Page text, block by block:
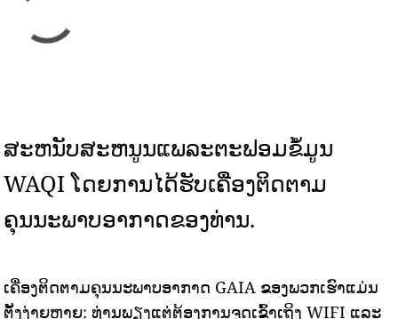
ສະຫນັບສະຫນູນແພລະຕະຟອມຂໍ້ມູນ
WAQI ໂດຍການໄດ້ຮັບເຄື່ອງຕິດຕາມ
ຄຸນນະພາບອາກາດຂອງທ່ານ.
ເຄື່ອງຕິດຕາມຄຸນນະພາບອາກາດ GAIA ຂອງພວກເຮົາແມ່ນ
ຕັ້ງງ່າຍຫຼາຍ: ທ່ານພຽງແຕ່ຕ້ອງການຈຸດເຂົ້າເຖິງ WIFI ແລະ